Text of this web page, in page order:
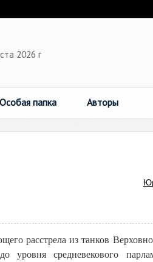
2026 г
Особая папка Авторы
расстрела из танков
уровня средневекового